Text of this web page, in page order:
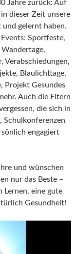
Jahre zurück: Auf
dieser Zeit unsere
gelernt haben.
Sportfeste,
Verabschiedungen,
Blaulichttage,
Projekt Gesundes
Auch die Eltern
die sich in
Schulkonferenzen
engagiert
und wünschen
nur das Beste –
Lernen, eine gute
Gesundheit!